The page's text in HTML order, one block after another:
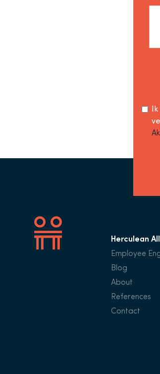
Herculean
Employee
Blog
About
References
Contact